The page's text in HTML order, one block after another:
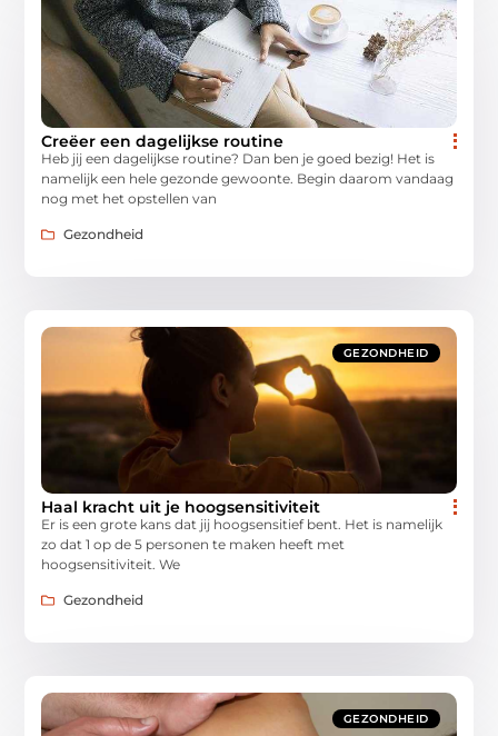
Creëer een dagelijkse routine
Heb jij een dagelijkse routine? Dan ben je goed bezig! Het is
namelijk een hele gezonde gewoonte. Begin daarom vandaag
nog met het opstellen van
Gezondheid
GEZONDHEID
Haal kracht uit je hoogsensitiviteit
Er is een grote kans dat jij hoogsensitief bent. Het is namelijk
zo dat 1 op de 5 personen te maken heeft met
hoogsensitiviteit. We
Gezondheid
GEZONDHEID